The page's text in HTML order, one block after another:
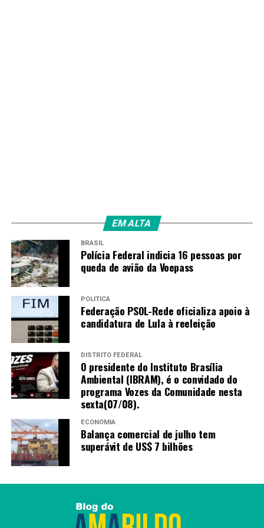
EM ALTA
BRASIL
Polícia Federal indicia 16 pessoas por
queda de avião da Voepass
POLÍTICA
Federação PSOL-Rede oficializa apoio à
candidatura de Lula à reeleição
DISTRITO FEDERAL
O presidente do Instituto Brasília
Ambiental (IBRAM), é o convidado do
programa Vozes da Comunidade nesta
sexta(07/08).
ECONOMIA
Balança comercial de julho tem
superávit de US$ 7 bilhões